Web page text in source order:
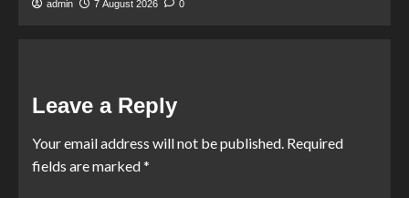
admin 7 August 2026 0
Leave a Reply
Your email address will not be published. Required
fields are marked*